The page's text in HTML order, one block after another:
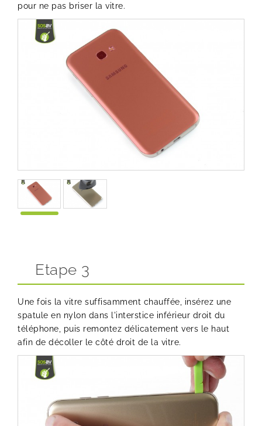
pour ne pas briser la vitre.
Etape 3
Une fois la vitre suffisamment chauffée, insérez une
spatule en nylon dans l'interstice inférieur droit du
téléphone, puis remontez délicatement vers le haut
afin de décoller le côté droit de la vitre.